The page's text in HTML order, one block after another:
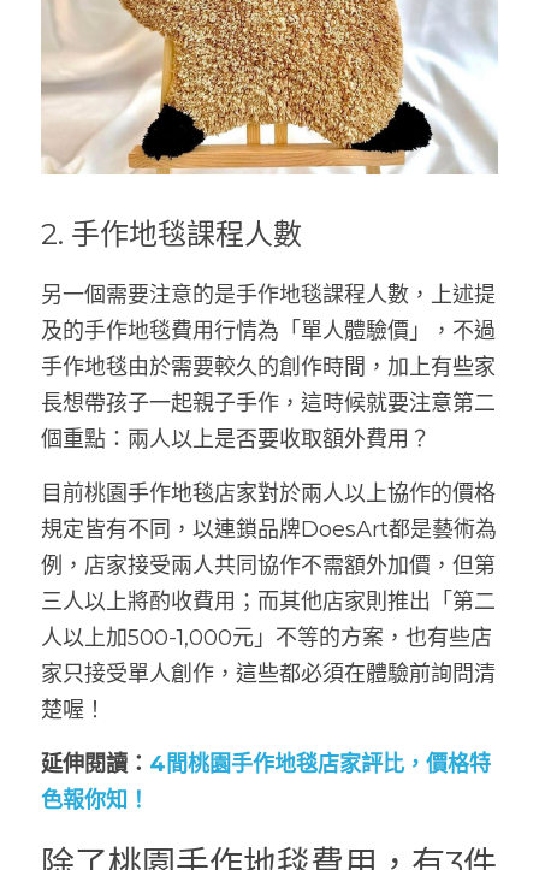
2. 手作地毯課程人數
另一個需要注意的是手作地毯課程人數，上述提
及的手作地毯費用行情為「單人體驗價」，不過
手作地毯由於需要較久的創作時間，加上有些家
長想帶孩子一起親子手作，這時候就要注意第二
個重點：兩人以上是否要收取額外費用？
目前桃園手作地毯店家對於兩人以上協作的價格
規定皆有不同，以連鎖品牌DoesArt都是藝術為
例，店家接受兩人共同協作不需額外加價，但第
三人以上將酌收費用；而其他店家則推出「第二
人以上加500-1,000元」不等的方案，也有些店
家只接受單人創作，這些都必須在體驗前詢問清
楚喔！
延伸閱讀： 4間桃園手作地毯店家評比，價格特
色報你知！